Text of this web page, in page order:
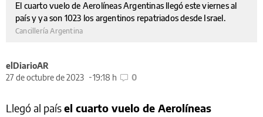
El cuarto vuelo de Aerolíneas Argentinas llegó este viernes al
país y ya son 1023 los argentinos repatriados desde Israel.
Cancillería Argentina
elDiarioAR
27 de octubre de 2023
19:18 h 0
Llegó al paísel cuarto vuelo de Aerolíneas